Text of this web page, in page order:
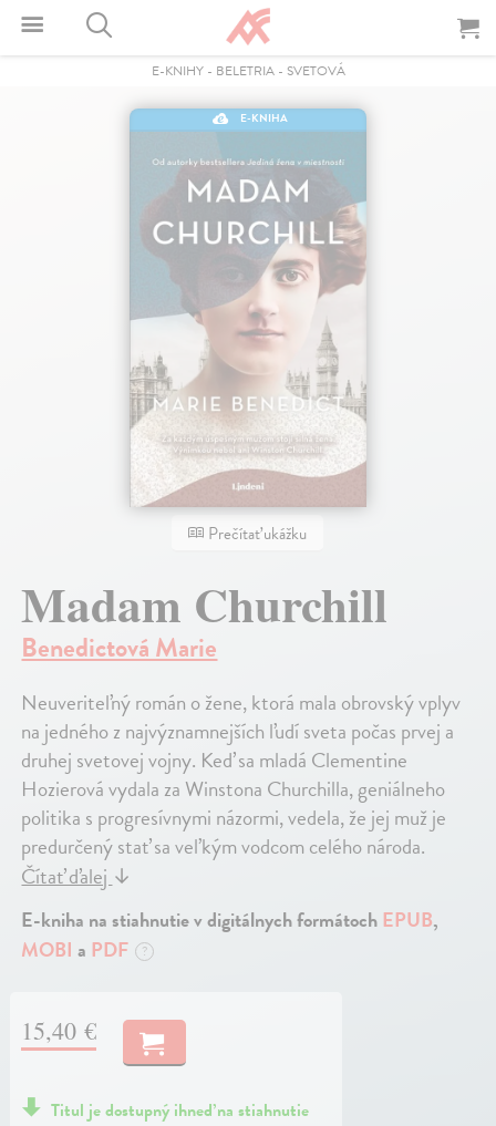
E-KNIHY- BELETRIA- SVETOVÁ
E-KNIHA
Prečítať ukážku
Madam Churchill
Benedictová Marie
Neuveriteľný román o žene, ktorá mala obrovský vplyv
na jedného z najvýznamnejších ľudí sveta počas prvej a
druhej svetovej vojny. Keď sa mladá Clementine
Hozierová vydala za Winstona Churchilla, geniálneho
politika s progresívnymi názormi, vedela, že jej muž je
predurčený stať sa veľkým vodcom celého národa.
Čítať ďalej↓
E-kniha na stiahnutie v digitálnych formátochEPUB,
MOBI a PDF ?
15,40 €
Titul je dostupný ihneď na stiahnutie